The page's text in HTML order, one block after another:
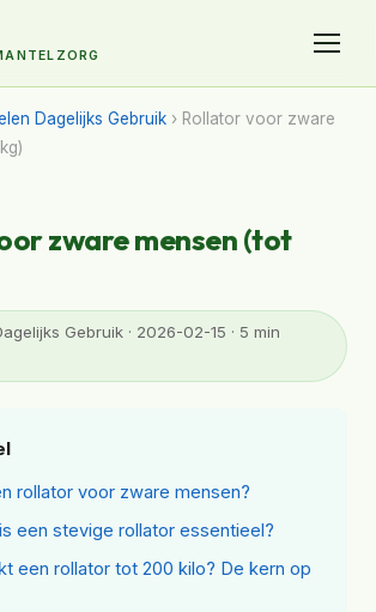
Dagelijks Gebruik › Rollator voor zware
zware mensen (tot
Gebruik · 2026-02-15 · 5 min
rollator voor zware mensen?
een stevige rollator essentieel?
een rollator tot 200 kilo? De kern op